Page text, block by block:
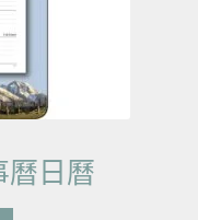
曆日曆